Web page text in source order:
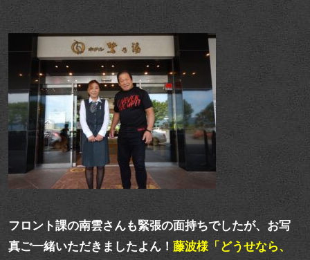
フロント課の南雲さんも緊張の面持ちでしたが、お写
真ご一緒いただきましたよん！ 藤波様「どうせなら、